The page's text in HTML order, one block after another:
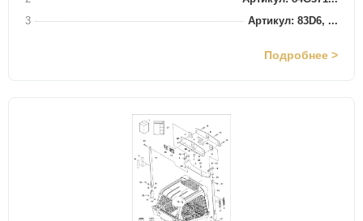
3
Артикул: 83D6, ...
Подробнее >